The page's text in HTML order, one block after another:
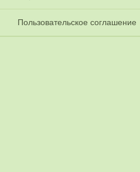
Пользовательское соглашение